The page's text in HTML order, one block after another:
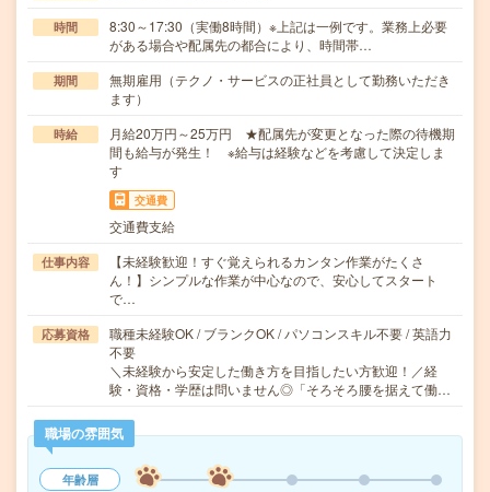
時間
8:30～17:30（実働8時間）※上記は一例です。業務上必要
がある場合や配属先の都合により、時間帯…
期間
無期雇用（テクノ・サービスの正社員として勤務いただき
ます）
時給
月給20万円～25万円 ★配属先が変更となった際の待機期
間も給与が発生！ ※給与は経験などを考慮して決定しま
す
交通費
交通費支給
仕事内容
【未経験歓迎！すぐ覚えられるカンタン作業がたくさ
ん！】シンプルな作業が中心なので、安心してスタート
で…
応募資格
職種未経験OK / ブランクOK / パソコンスキル不要 / 英語力
不要
＼未経験から安定した働き方を目指したい方歓迎！／経
験・資格・学歴は問いません◎「そろそろ腰を据えて働…
職場の雰囲気
年齢層